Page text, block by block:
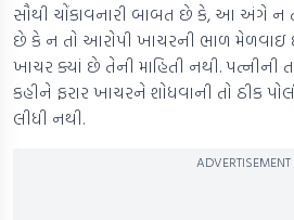
સૌથી ચોંકાવનારી બાબત છે કે, આ અંગે ન
છે કે ન તો આરોપી ખાચરની ભાળ
ખાચર ક્યાં છે તેની માહિતી નથી. પત્નીની
કહીને ફરાર ખાચરને શોધવાની તો ઠીક
લીધી નથી.
ADVERTISEMENT